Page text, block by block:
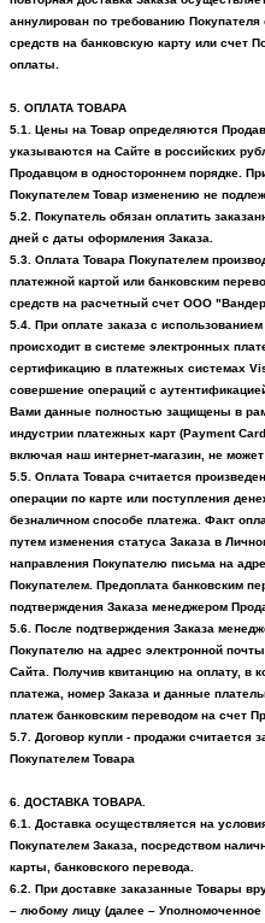
аннулирован по требованию
средств на банковскую карту или счет
оплаты.
5. ОПЛАТА ТОВАРА
5.1. Цены на Товар определяются
указываются на Сайте в российских
Продавцом в одностороннем порядке.
Покупателем Товар изменению не
5.2. Покупатель обязан оплатить
дней с даты оформления Заказа.
5.3. Оплата Товара Покупателем
платежной картой или банковским
средств на расчетный счет ООО
5.4. При оплате заказа с
происходит в системе электронных
сертификацию в платежных системах
совершение операций с
Вами данные полностью защищены в
индустрии платежных карт (Payment
включая наш интернет-магазин, не может
5.5. Оплата Товара считается
операции по карте или поступления
безналичном способе платежа. Факт
путем изменения статуса Заказа в
направления Покупателю письма на
Покупателем. Предоплата банковским
подтверждения Заказа менеджером
5.6. После подтверждения Заказа
Покупателю на адрес электронной
Сайта. Получив квитанцию на оплату, в
платежа, номер Заказа и данные
платеж банковским переводом на счет
5.7. Договор купли - продажи считается
Покупателем Товара
6. ДОСТАВКА ТОВАРА.
6.1. Доставка осуществляется на
Покупателем Заказа, посредством
карты, банковского перевода.
6.2. При доставке заказанные Товары
– любому лицу (далее –